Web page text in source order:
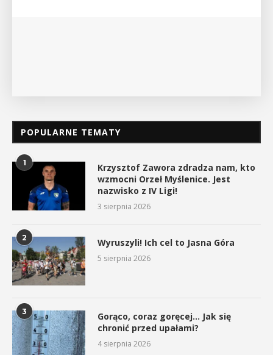
POPULARNE TEMATY
1
Krzysztof Zawora zdradza nam, kto
wzmocni Orzeł Myślenice. Jest
nazwisko z IV Ligi!
3 sierpnia 2026
2 Wyruszyli! Ich cel to Jasna Góra
5 sierpnia 2026
3
Gorąco, coraz goręcej… Jak się
chronić przed upałami?
4 sierpnia 2026